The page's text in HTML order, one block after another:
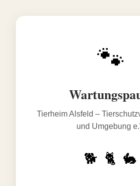
🐾
Tierheim Alsfeld –
und Umgebung
🐕 🐈 🐇